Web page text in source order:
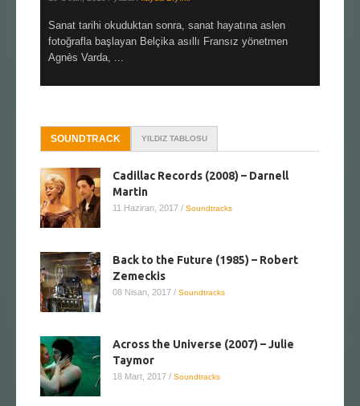
Sanat tarihi okuduktan sonra, sanat hayatına aslen
fotoğrafla başlayan Belçika asıllı Fransız yönetmen
Agnès Varda, ...
SOUNDTRACK YILDIZ TABLOSU
Cadillac Records (2008) – Darnell
Martin
11 Haziran, 2017 / Soundtracks
Back to the Future (1985) – Robert
Zemeckis
08 Nisan, 2017 / Soundtracks
Across the Universe (2007) – Julie
Taymor
18 Mart, 2017 / Soundtracks